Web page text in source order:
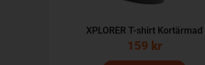
XPLORER T-shirt Kortärmad
159 kr